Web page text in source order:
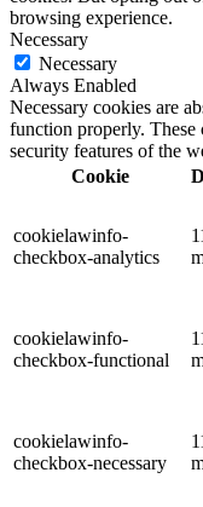
browsing experience.
Necessary
Necessary
Always Enabled
Necessary cookies are
function properly. These
security features of the
Cookie
cookielawinfo-
checkbox-analytics
cookielawinfo-
checkbox-functional
cookielawinfo-
checkbox-necessary